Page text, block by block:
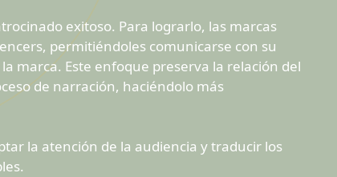
exitoso. Para lograrlo, las marcas
permitiéndoles comunicarse con su
marca. Este enfoque preserva la relación del
de narración, haciéndolo más
la atención de la audiencia y traducir los